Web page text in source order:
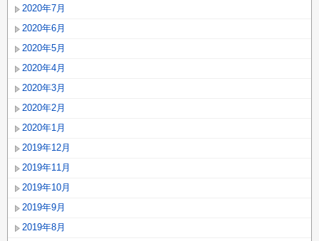
2020年7月
2020年6月
2020年5月
2020年4月
2020年3月
2020年2月
2020年1月
2019年12月
2019年11月
2019年10月
2019年9月
2019年8月